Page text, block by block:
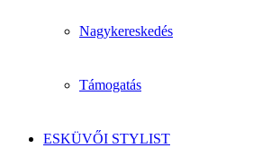
Nagykereskedés
Támogatás
ESKÜVŐI STYLIST